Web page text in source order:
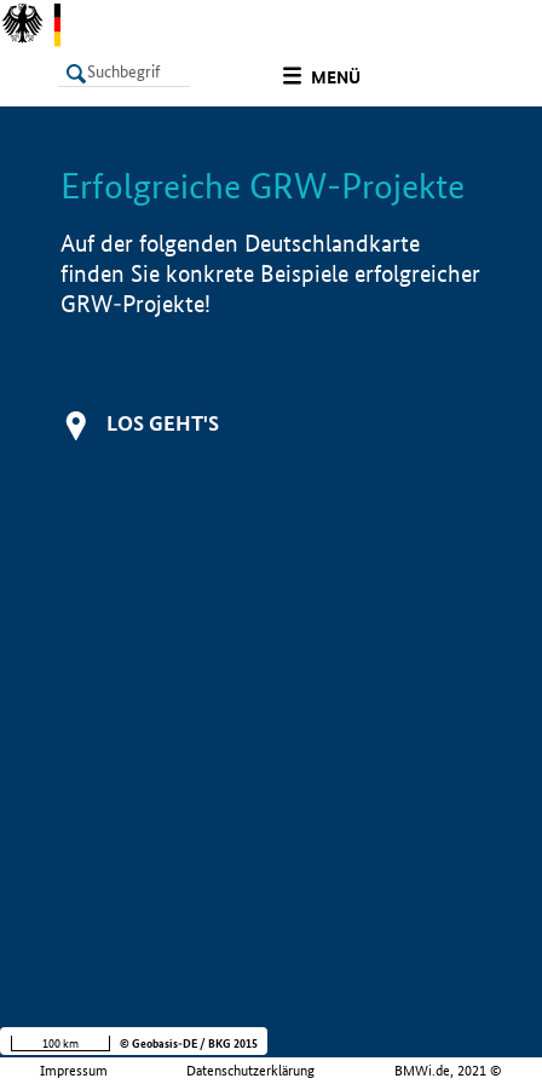
MENÜ
LISTE Info
Erfolgreiche GRW-Projekte
Auf der folgenden Deutschlandkarte
finden Sie konkrete Beispiele erfolgreicher
GRW-Projekte!
LOS GEHT'S
Impressum Datenschutzerklärung BMWi.de, 2021 ©
100 km © Geobasis-DE / BKG 2015